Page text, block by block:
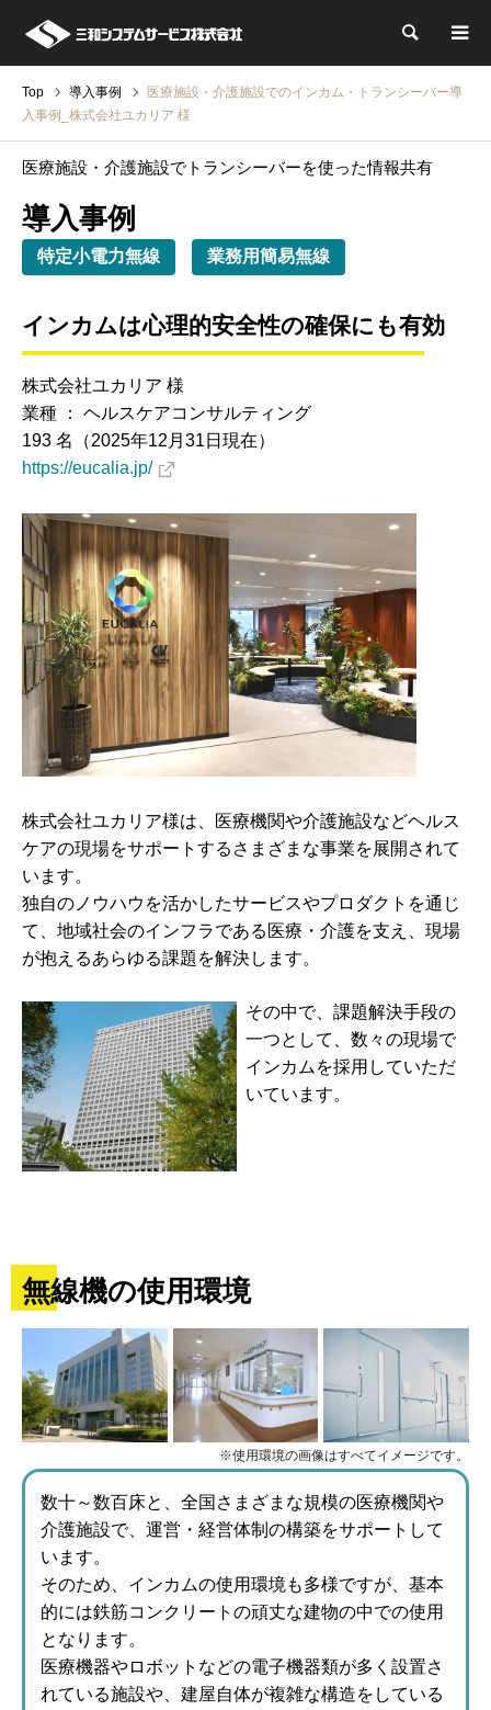
検索
Top 導入事例
医療施設・介護施設でのインカム・トランシーバー導
入事例_株式会社ユカリア 様
医療施設・介護施設でトランシーバーを使った情報共有
導入事例
特定小電力無線 業務用簡易無線
インカムは心理的安全性の確保にも有効
株式会社ユカリア 様
業種 ： ヘルスケアコンサルティング
193 名（2025年12月31日現在）
https://eucalia.jp/
株式会社ユカリア様は、医療機関や介護施設などヘルス
ケアの現場をサポートするさまざまな事業を展開されて
います。
独自のノウハウを活かしたサービスやプロダクトを通じ
て、地域社会のインフラである医療・介護を支え、現場
が抱えるあらゆる課題を解決します。
その中で、課題解決手段の
一つとして、数々の現場で
インカムを採用していただ
いています。
無線機の使用環境
数十～数百床と、全国さまざまな規模の医療機関や
介護施設で、運営・経営体制の構築をサポートして
います。
そのため、インカムの使用環境も多様ですが、基本
的には鉄筋コンクリートの頑丈な建物の中での使用
となります。
医療機器やロボットなどの電子機器類が多く設置さ
れている施設や、建屋自体が複雑な構造をしている